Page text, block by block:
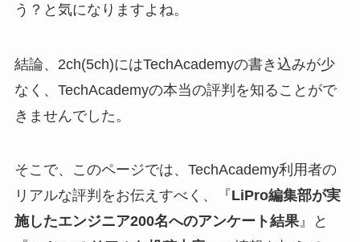
う？と気になりますよね。
結論、2ch(5ch)にはTechAcademyの書き込みが少
なく、TechAcademyの本当の評判を知ることがで
きませんでした。
そこで、このページでは、TechAcademy利用者の
リアルな評判をお伝えすべく、『LiPro編集部が実
施したエンジニア200名へのアンケート結果』と